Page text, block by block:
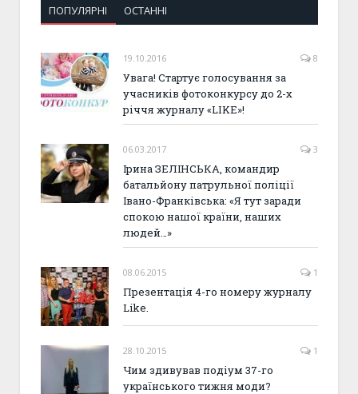
ПОПУЛЯРНІ ОСТАННІ
19.10.2016 8
Увага! Стартує голосування за
учасників фотоконкурсу до 2-х
річчя журналу «LIKE»!
06.03.2017 3
Ірина ЗЕЛІНСЬКА, командир
батальйону патрульної поліції
Івано-Франківська: «Я тут заради
спокою нашої країни, наших
людей…»
08.06.2015 1
Презентація 4-го номеру журналу
Like.
28.10.2015 1
Чим здивував подіум 37-го
українського тижня моди?